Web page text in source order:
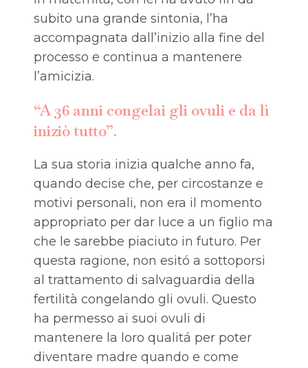
subito una grande sintonia, l’ha
accompagnata dall’inizio alla fine del
processo e continua a mantenere
l’amicizia.
“A 36 anni congelai gli ovuli e da lì
iniziò tutto”.
La sua storia inizia qualche anno fa,
quando decise che, per circostanze e
motivi personali, non era il momento
appropriato per dar luce a un figlio ma
che le sarebbe piaciuto in futuro. Per
questa ragione, non esitó a sottoporsi
al trattamento di salvaguardia della
fertilità congelando gli ovuli. Questo
ha permesso ai suoi ovuli di
mantenere la loro qualitá per poter
diventare madre quando e come